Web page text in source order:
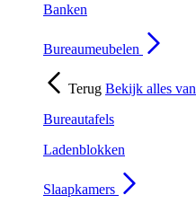
Banken
Bureaumeubelen
Terug Bekijk alles van
Bureautafels
Ladenblokken
Slaapkamers